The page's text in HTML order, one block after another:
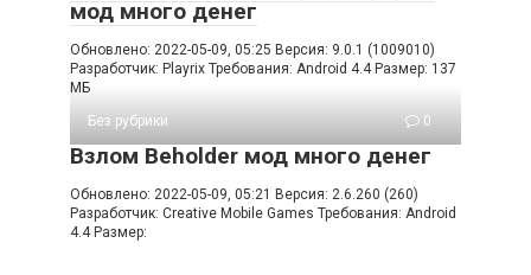
мод много денег
Обновлено: 2022-05-09, 05:25 Версия: 9.0.1 (1009010)
Разработчик: Playrix Требования: Android 4.4 Размер: 137
МБ
Без рубрики
0
Взлом Beholder мод много денег
Обновлено: 2022-05-09, 05:21 Версия: 2.6.260 (260)
Разработчик: Creative Mobile Games Требования: Android
4.4 Размер: